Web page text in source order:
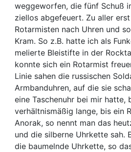
weggeworfen, die fünf Schuß
ziellos abgefeuert. Zu aller
Rotarmisten nach Uhren und
Kram. So z.B. hatte ich als
melierte Bleistifte in der
konnte sich ein Rotarmist
Linie sahen die russischen
Armbanduhren, auf die sie
eine Taschenuhr bei mir hatte,
verhältnismäßig lange, bis ein
Anorak, so nennt man das
und die silberne Uhrkette sah.
die baumelnde Uhrkette, so